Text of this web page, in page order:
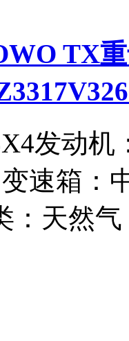
TX
发动机
变速箱：
天然气